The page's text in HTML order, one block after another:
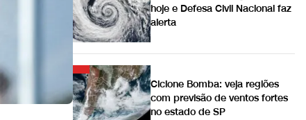
hoje e Defesa Civil Nacional faz
alerta
Ciclone Bomba: veja regiões
com previsão de ventos fortes
no estado de SP